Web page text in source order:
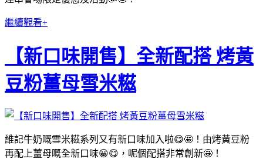
繼續觀看+
【新口味開售】全新配搭 烤黃
豆粉薑母雪米糍
維記牛奶嘅雪米糍系列又有新口味加入啦😋🤩！由烤黃豆粉
再配上薑母嘅全新口味😀😋，呢個配搭非常創新🤩！